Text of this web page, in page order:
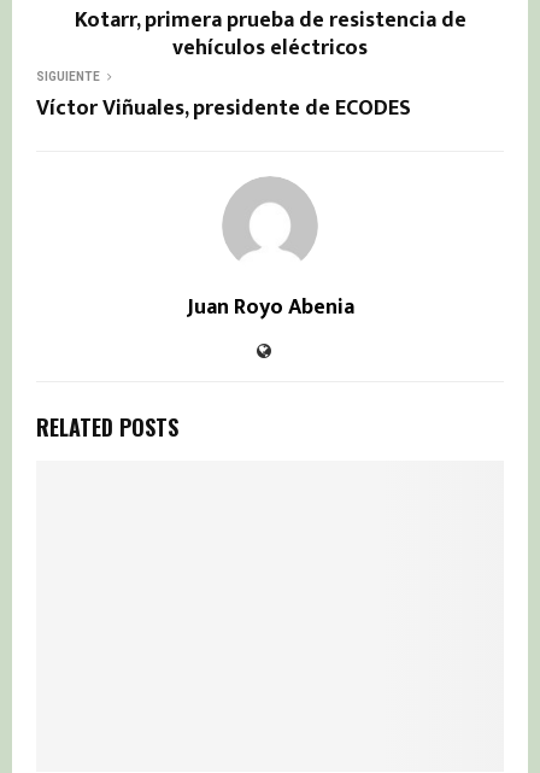
Kotarr, primera prueba de resistencia de
vehículos eléctricos
SIGUIENTE
Víctor Viñuales, presidente de ECODES
Juan Royo Abenia
RELATED POSTS